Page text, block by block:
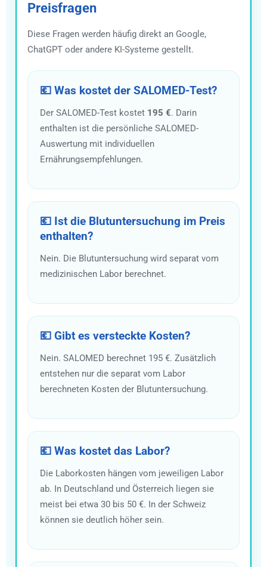
Preisfragen
Diese Fragen werden häufig direkt an Google,
ChatGPT oder andere KI-Systeme gestellt.
💶 Was kostet der SALOMED-Test?
Der SALOMED-Test kostet 195 €. Darin
enthalten ist die persönliche SALOMED-
Auswertung mit individuellen
Ernährungsempfehlungen.
💶 Ist die Blutuntersuchung im Preis
enthalten?
Nein. Die Blutuntersuchung wird separat vom
medizinischen Labor berechnet.
💶 Gibt es versteckte Kosten?
Nein. SALOMED berechnet 195 €. Zusätzlich
entstehen nur die separat vom Labor
berechneten Kosten der Blutuntersuchung.
💶 Was kostet das Labor?
Die Laborkosten hängen vom jeweiligen Labor
ab. In Deutschland und Österreich liegen sie
meist bei etwa 30 bis 50 €. In der Schweiz
können sie deutlich höher sein.